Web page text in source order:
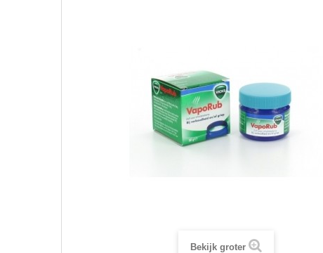
Bekijk groter